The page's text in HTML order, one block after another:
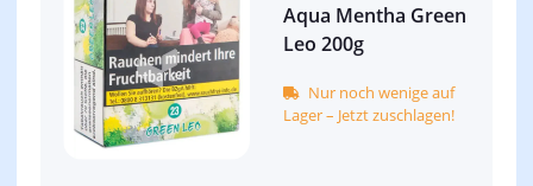
Aqua Mentha Green
Leo 200g
Nur noch wenige auf
Lager – Jetzt zuschlagen!